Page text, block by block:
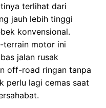
terlihat dari
jauh lebih tinggi
konvensional.
terrain motor ini
jalan rusak
off-road ringan tanpa
perlu lagi cemas saat